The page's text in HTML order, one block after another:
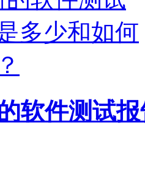
软件测试